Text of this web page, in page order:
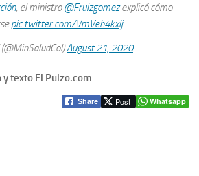
, el ministro@Fruizgomezexplicó cómo
pic.twitter.com/VmVeh4kxlj
August 21, 2020
texto El Pulzo.com
Share Post Whatsapp